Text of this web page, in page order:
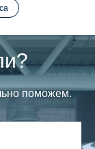
поможем.